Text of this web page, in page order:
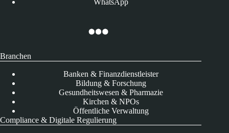
Branchen
Banken & Finanzdienstleister
Bildung & Forschung
Gesundheitswesen & Pharmazie
Kirchen & NPOs
Öffentliche Verwaltung
Compliance & Digitale Regulierung